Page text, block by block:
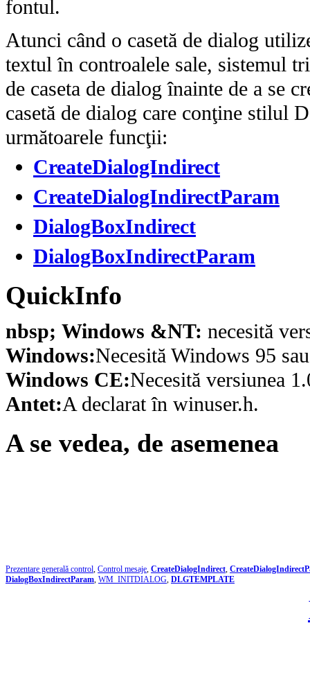
fontul.
Atunci când o casetă de dialog
textul în controalele sale, sistemul
de caseta de dialog înainte de a se
casetă de dialog care conţine stilul
următoarele funcţii:
CreateDialogIndirect
CreateDialogIndirectParam
DialogBoxIndirect
DialogBoxIndirectParam
QuickInfo
nbsp; Windows &NT: necesită
Windows:Necesită Windows 95
Windows CE:Necesită versiunea
Antet:A declarat în winuser.h.
A se vedea, de asemenea
Prezentare generală control Control mesaje CreateDialogIndirect
DialogBoxIndirectParam WM_INITDIALOG DLGTEMPLATE